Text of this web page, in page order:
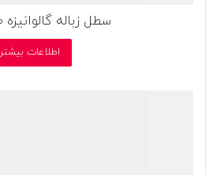
سطل زباله گالوانیزه ۲۲۰ لیتری
اطلاعات بیشتر